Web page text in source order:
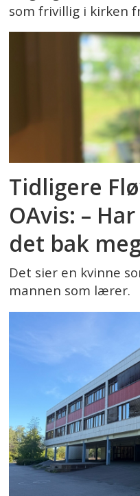
som frivillig i kirken
Tidligere
OAvis: –
det bak
Det sier en kvinne
mannen som lærer.